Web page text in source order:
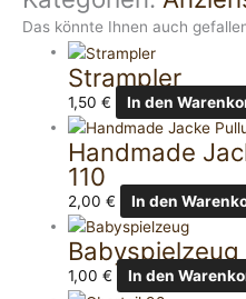
Das könnte Ihnen auch
Strampler
1,50€ In den
Handmade
110
2,00€ In den
Babyspielzeug
1,00€ In den